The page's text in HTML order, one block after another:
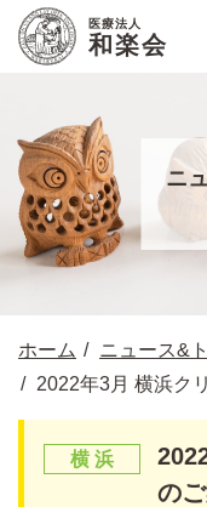
医療法人
和楽会
ニ
ホーム
ニュース&
2022年3月 横浜ク
の